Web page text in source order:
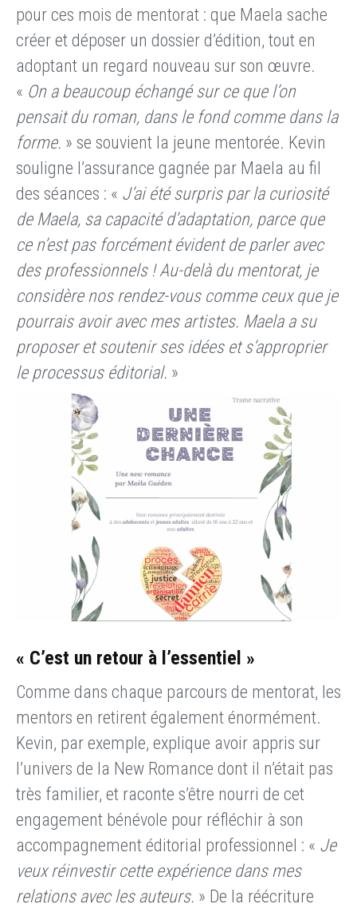
pour ces mois de mentorat : que Maela sache
créer et déposer un dossier d’édition, tout en
adoptant un regard nouveau sur son œuvre.
« On a beaucoup échangé sur ce que l’on
pensait du roman, dans le fond comme dans la
forme. » se souvient la jeune mentorée. Kevin
souligne l’assurance gagnée par Maela au fil
des séances : « J’ai été surpris par la curiosité
de Maela, sa capacité d’adaptation, parce que
ce n’est pas forcément évident de parler avec
des professionnels !Au-delà du mentorat, je
considère nos rendez-vous comme ceux que je
pourrais avoir avec mes artistes. Maela a su
proposer et soutenir ses idées et s’approprier
le processus éditorial. »
« C’est un retour à l’essentiel »
Comme dans chaque parcours de mentorat, les
mentors en retirent également énormément.
Kevin, par exemple, explique avoir appris sur
l’univers de la New Romance dont il n’était pas
très familier, et raconte s’être nourri de cet
engagement bénévole pour réfléchir à son
accompagnement éditorial professionnel : « Je
veux réinvestir cette expérience dans mes
relations avec les auteurs. » De la réécriture